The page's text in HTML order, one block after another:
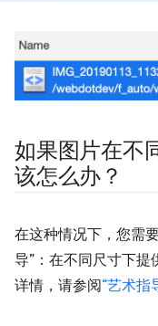
如果图片在不
该怎么办？
在这种情况下，您需
导”：在不同尺寸下
详情，请参阅“艺术指